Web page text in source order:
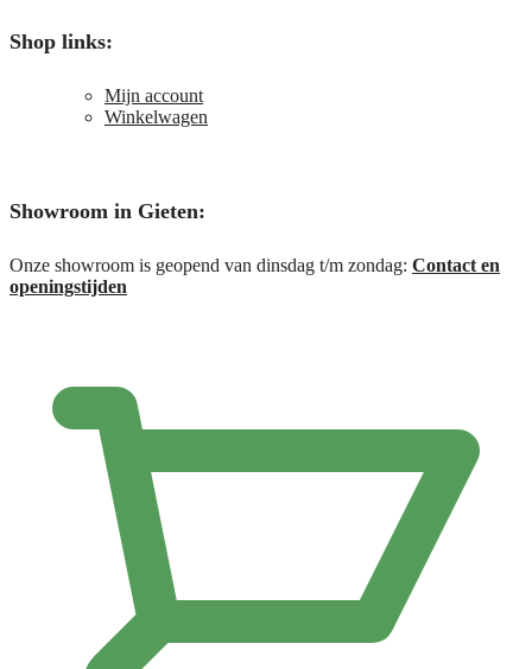
Shop links:
Mijn account
Winkelwagen
Showroom in Gieten:
Onze showroom is geopend van dinsdag t/m zondag: Contact en
openingstijden